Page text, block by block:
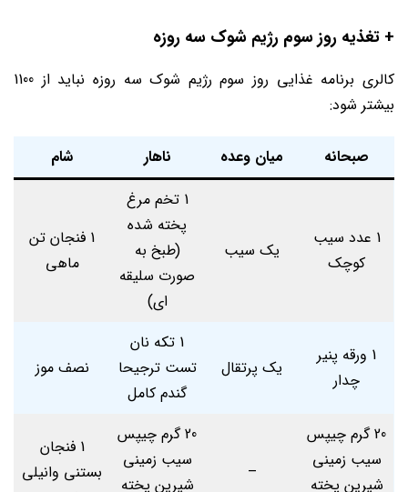
+ تغذیه روز سوم رژیم شوک سه روزه
کالری برنامه غذایی روز سوم رژیم شوک سه روزه نباید از 1100
بیشتر شود:
صبحانه میان وعده ناهار شام
1 عدد سیب
کوچک
یک سیب
1 تخم ‌مرغ
پخته شده
(طبخ به
صورت سلیقه
ای)
1 فنجان تن
‌ماهی
1 ورقه پنیر
چدار
یک پرتقال
1 تکه نان
تست ترجیحا
گندم کامل
نصف موز
20 گرم چیپس
سیب ‌زمینی
شیرین پخته
–
20 گرم چیپس
سیب ‌زمینی
شیرین پخته
1 فنجان
بستنی وانیلی